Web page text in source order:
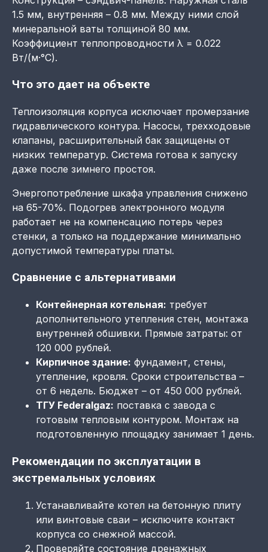
1.5 мм, внутренняя – 0.8 мм. Между ними слой
минеральной ваты толщиной 80 мм.
Коэффициент теплопроводности λ = 0.022
Вт/(м·°C).
Что это дает на объекте
Теплоизоляция корпуса исключает промерзание
гидравлического контура. Насосы, трехходовые
клапаны, расширительный бак защищены от
низких температур. Система готова к запуску
даже после зимнего простоя.
Энергопотребление шкафа управления снижено
на 65-70%. Подогрев электронного модуля
работает не на компенсацию потерь через
стенки, а только на поддержание минимально
допустимой температуры платы.
Сравнение с альтернативами
Контейнерная котельная: требует
дополнительного утепления стен, монтажа
внутренней обшивки. Прямые затраты: от
120 000 рублей.
Кирпичное здание: фундамент, стены,
утепление, кровля. Сроки строительства –
от 6 недель. Бюджет – от 450 000 рублей.
ТГУ Federalgaz: поставка с завода с
готовым тепловым контуром. Монтаж на
подготовленную площадку занимает 1 день.
Рекомендации по эксплуатации в
экстремальных условиях
Устанавливайте котел на бетонную плиту
или винтовые сваи – исключите контакт
корпуса со снежной массой.
Проверяйте состояние дренажных